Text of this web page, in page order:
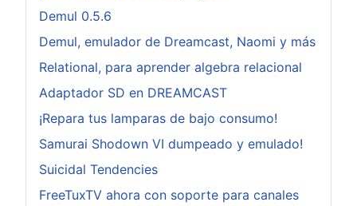
Demul 0.5.6
Demul, emulador de Dreamcast, Naomi y más
Relational, para aprender algebra relacional
Adaptador SD en DREAMCAST
¡Repara tus lamparas de bajo consumo!
Samurai Shodown VI dumpeado y emulado!
Suicidal Tendencies
FreeTuxTV ahora con soporte para canales